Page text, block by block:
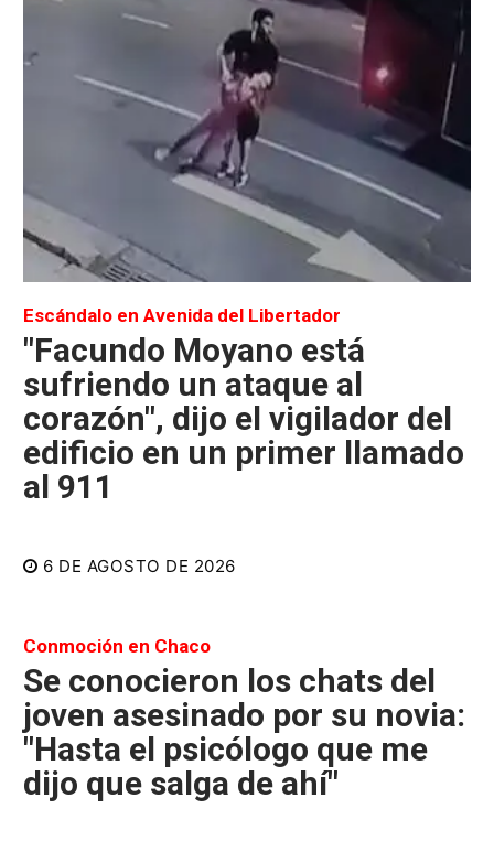
Escándalo en Avenida del Libertador
"Facundo Moyano está
sufriendo un ataque al
corazón", dijo el vigilador del
edificio en un primer llamado
al 911
6 DE AGOSTO DE 2026
Conmoción en Chaco
Se conocieron los chats del
joven asesinado por su novia:
"Hasta el psicólogo que me
dijo que salga de ahí"